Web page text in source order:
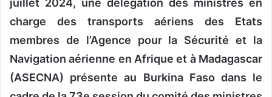
charge des transports aériens des Etats
membres de l’Agence pour la Sécurité et la
Navigation aérienne en Afrique et à Madagascar
(ASECNA) présente au Burkina Faso dans le